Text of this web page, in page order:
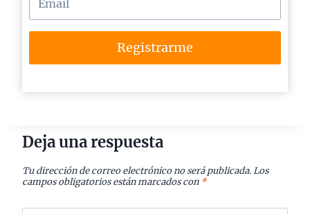
Registrarme
Deja una respuesta
Tu dirección de correo electrónico no será publicada. Los
campos obligatorios están marcados con *